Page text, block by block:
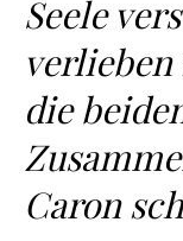
Seele
verlieben
die
Caron